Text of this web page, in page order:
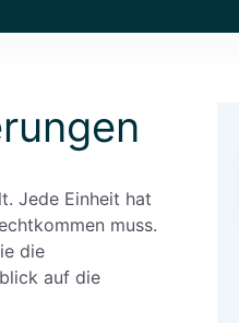
Jede Einheit hat
muss.
die
auf die